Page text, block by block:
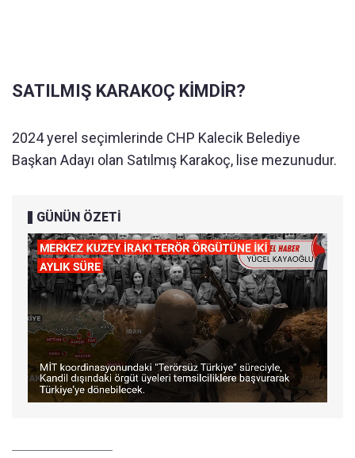
SATILMIŞ KARAKOÇ KİMDİR?
2024 yerel seçimlerinde CHP Kalecik Belediye
Başkan Adayı olan Satılmış Karakoç, lise mezunudur.
GÜNÜN ÖZETİ